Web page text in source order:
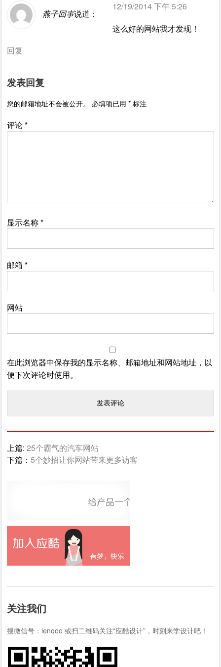
燕子回事说道：
12/19/2014 下午 5:26
这么好的网站我才发现！
回复
发表回复
您的邮箱地址不会被公开。 必填项已用* 标注
评论*
显示名称*
邮箱*
网站
在此浏览器中保存我的显示名称、邮箱地址和网站地址，以
便下次评论时使用。
上篇:25个霸气的汽车网站
下篇：5个妙招让你网站带来更多访客
关注我们
搜微信号：ienqoo 或扫二维码关注“应酷设计”，时刻来学设计吧！